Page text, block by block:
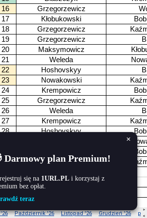
×
Darmowy plan Premium!
się na 1URL.PL i korzystaj z
bez opłat.
teraz